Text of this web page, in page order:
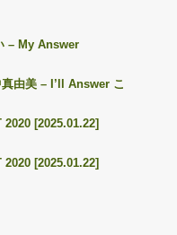
– My Answer
由美 – I’ll Answer こ
[2025.01.22]
[2025.01.22]